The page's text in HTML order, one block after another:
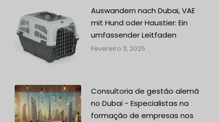
Auswandern nach Dubai, VAE
mit Hund oder Haustier: Ein
umfassender Leitfaden
Fevereiro 3, 2025
Consultoria de gestão alemã
no Dubai - Especialistas na
formação de empresas nos